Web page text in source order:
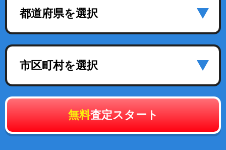
都道府県を選択
市区町村を選択
無料査定スタート